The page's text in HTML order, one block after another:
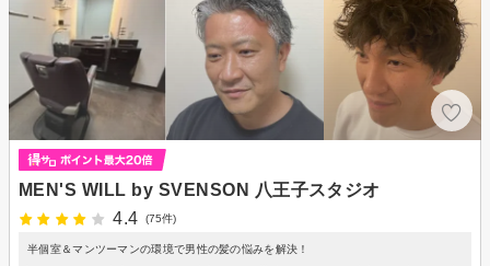
MEN'S WILL by SVENSON 八王子スタジオ
4.4
(75件)
半個室＆マンツーマンの環境で男性の髪の悩みを解決！